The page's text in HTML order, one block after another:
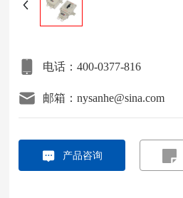
联系我们
电话：400-0377-816
邮箱：nysanhe@sina.com
产品咨询